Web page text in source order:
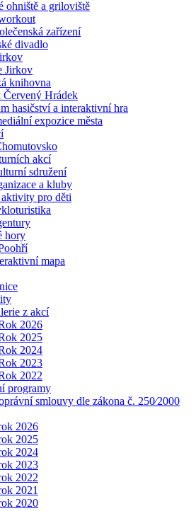
ohniště a griloviště
zařízení
divadlo
Jirkov
knihovna
Červený Hrádek
hasičství a interaktivní hra
expozice města
akcí
sdružení
a kluby
pro děti
hory
mapa
z akcí
2026
2025
2024
2023
2022
programy
smlouvy dle zákona č. 250⁄2000
2026
2025
2024
2023
2022
2021
2020